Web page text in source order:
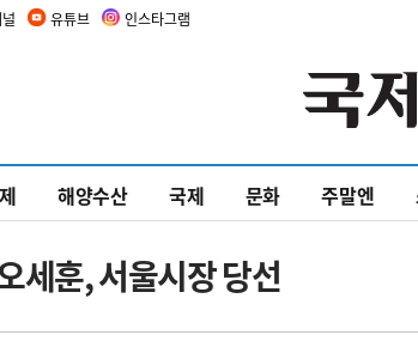
유튜브 인스타그램
해양수산 국제 문화 주말엔
세훈, 서울시장 당선